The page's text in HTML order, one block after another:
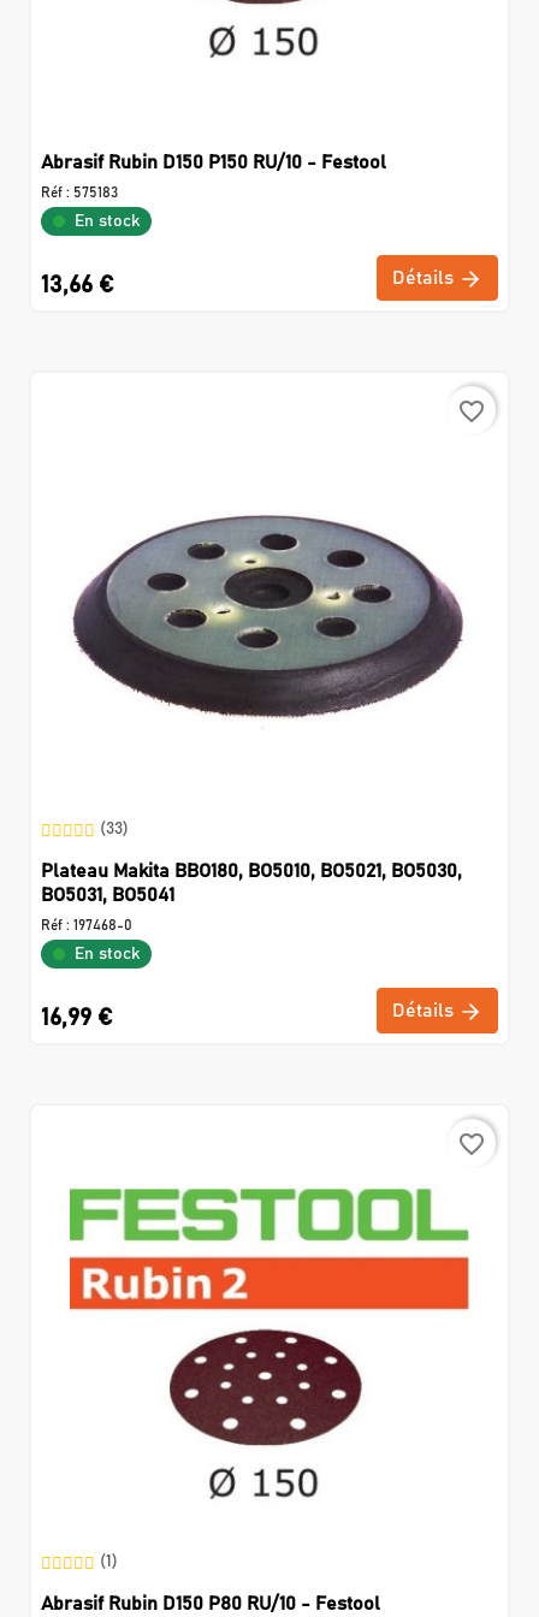
Abrasif Rubin D150 P150 RU/10 - Festool
Réf : 575183
En stock
13,66 € Détails
favorite_border
(33)
Plateau Makita BBO180, BO5010, BO5021, BO5030,
BO5031, BO5041
Réf : 197468-0
En stock
16,99 € Détails
favorite_border
(1)
Abrasif Rubin D150 P80 RU/10 - Festool